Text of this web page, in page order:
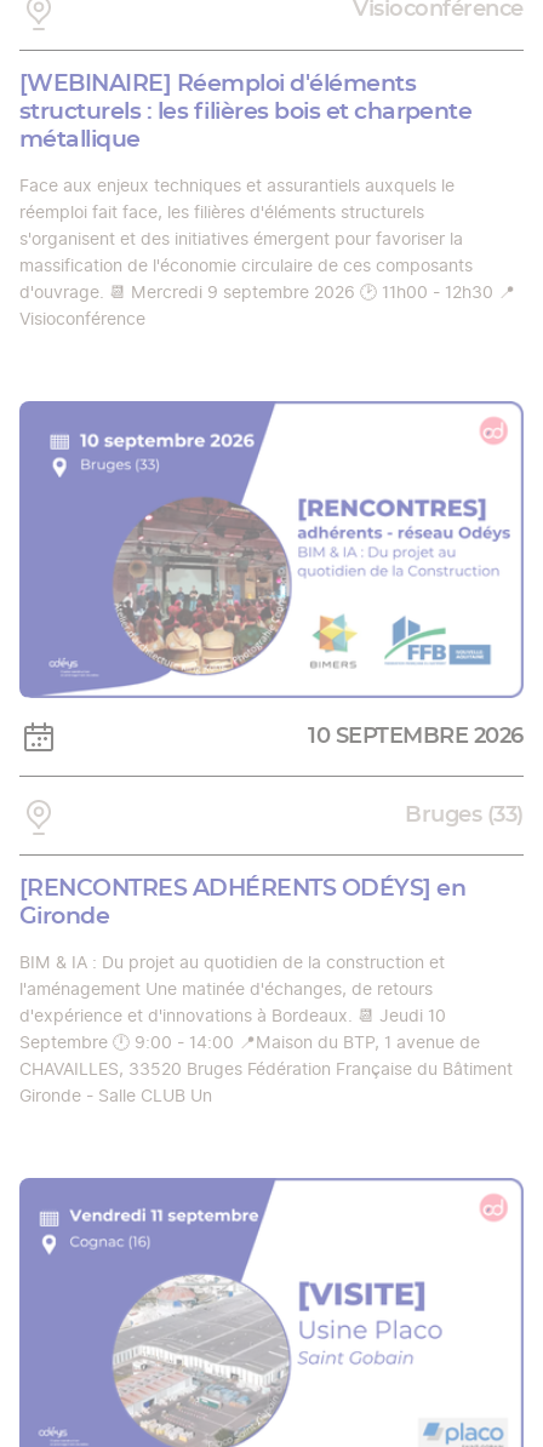
Visioconférence
[WEBINAIRE] Réemploi d'éléments
structurels : les filières bois et charpente
métallique
Face aux enjeux techniques et assurantiels auxquels le
réemploi fait face, les filières d'éléments structurels
s'organisent et des initiatives émergent pour favoriser la
massification de l'économie circulaire de ces composants
d'ouvrage. 📆 Mercredi 9 septembre 2026 🕑 11h00 - 12h30 📍
Visioconférence
10 SEPTEMBRE 2026
Bruges (33)
[RENCONTRES ADHÉRENTS ODÉYS] en
Gironde
BIM & IA : Du projet au quotidien de la construction et
l'aménagement Une matinée d'échanges, de retours
d'expérience et d'innovations à Bordeaux. 📆 Jeudi 10
Septembre 🕛 9:00 - 14:00 📍Maison du BTP, 1 avenue de
CHAVAILLES, 33520 Bruges Fédération Française du Bâtiment
Gironde - Salle CLUB Un